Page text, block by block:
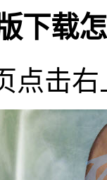
下载
点击